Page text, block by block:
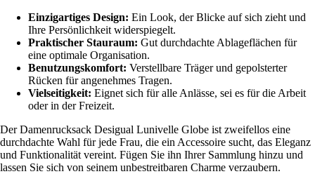
Einzigartiges Design: Ein Look, der Blicke auf sich zieht und
Ihre Persönlichkeit widerspiegelt.
Praktischer Stauraum: Gut durchdachte Ablageflächen für
eine optimale Organisation.
Benutzungskomfort: Verstellbare Träger und gepolsterter
Rücken für angenehmes Tragen.
Vielseitigkeit: Eignet sich für alle Anlässe, sei es für die Arbeit
oder in der Freizeit.
Der Damenrucksack Desigual Lunivelle Globe ist zweifellos eine
durchdachte Wahl für jede Frau, die ein Accessoire sucht, das Eleganz
und Funktionalität vereint. Fügen Sie ihn Ihrer Sammlung hinzu und
lassen Sie sich von seinem unbestreitbaren Charme verzaubern.